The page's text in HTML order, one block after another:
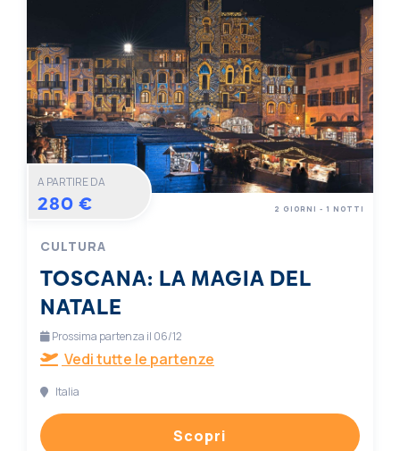
A PARTIRE DA
280 €
CULTURA
TOSCANA: LA MAGIA DEL
NATALE
2 GIORNI - 1 NOTTI
Prossima partenza il 06/12
Vedi tutte le partenze
Italia
Scopri